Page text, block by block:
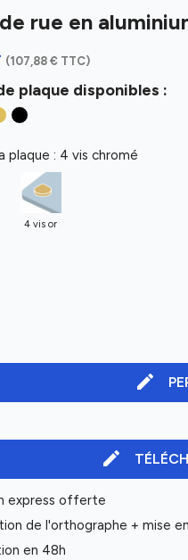
rue en
(107,88 € TTC)
plaque disponibles :
plaque : 4 vis chromé
4 vis or
edit
edit
express offerte
de l'orthographe + mise
en 48h